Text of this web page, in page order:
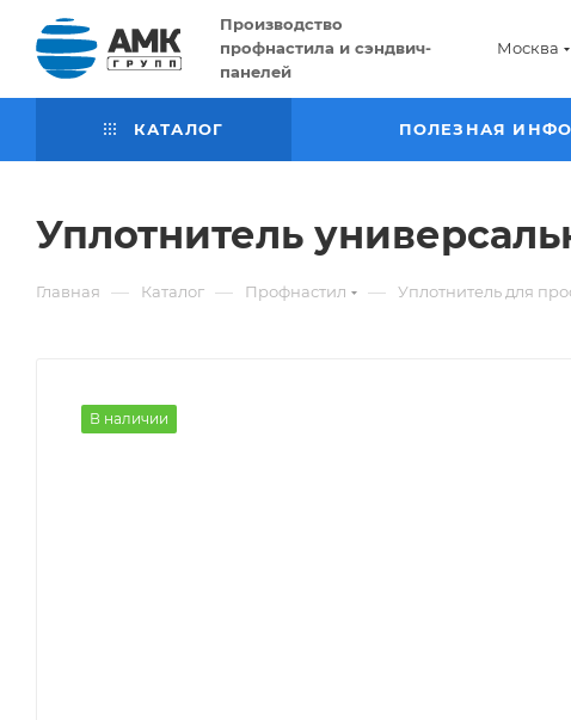
Производство
профнастила и сэндвич-
панелей
Москва
КАТАЛОГ ПОЛЕЗНАЯ
Уплотнитель
Главная — Каталог — Профнастил — Уплотнитель для
В наличии